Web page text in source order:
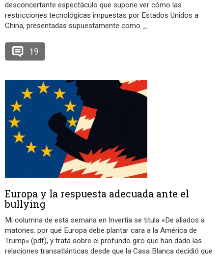
desconcertante espectáculo que supone ver cómo las
restricciones tecnológicas impuestas por Estados Unidos a
China, presentadas supuestamente como …
19
Europa y la respuesta adecuada ante el
bullying
Mi columna de esta semana en Invertia se titula «De aliados a
matones: por qué Europa debe plantar cara a la América de
Trump» (pdf), y trata sobre el profundo giro que han dado las
relaciones transatlánticas desde que la Casa Blanca decidió que